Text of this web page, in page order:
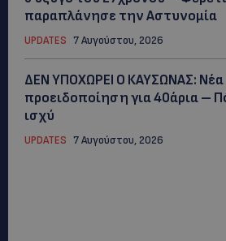
παραπλάνησε την Αστυνομία
UPDATES 7 Αυγούστου, 2026
ΔΕΝ ΥΠΟΧΩΡΕΙ Ο ΚΑΥΣΩΝΑΣ: Νέα
προειδοποίηση για 40άρια –
ισχύ
UPDATES 7 Αυγούστου, 2026